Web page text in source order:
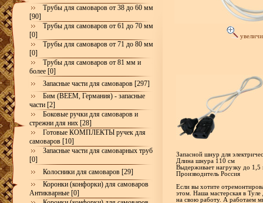
Трубы для самоваров от 38 до 60 мм
[90]
Трубы для самоваров от 61 до 70 мм
[0]
Трубы для самоваров от 71 до 80 мм
[0]
Трубы для самоваров от 81 мм и
более [0]
Запасные части для самоваров [297]
Бим (BEEM, Германия) - запасные
части [2]
Боковые ручки для самоваров и
стрежни для них [28]
Готовые КОМПЛЕКТЫ ручек для
самоваров [10]
Запасные части для самоварных труб
[0]
Колосники для самоваров [29]
Коронки (конфорки) для самоваров
Антикварные [0]
Запасной шнур для
Длина шнура 110 см
Выдерживает нагрузку до 1,5
Производитель Россия
Если вы хотите
этом. Наша мастерская в
на свою работу. А работаем